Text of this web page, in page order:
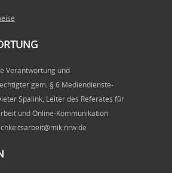
Verantwortung und
gem. § 6 Mediendienste-
Spalink, Leiter des Referates für
und Online-Kommunikation